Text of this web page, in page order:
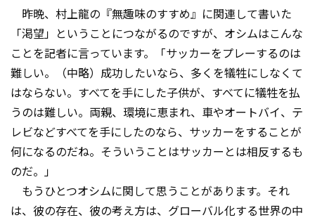
昨晩、村上龍の『無趣味のすすめ』に関連して書いた
「渇望」ということにつながるのですが、オシムはこんな
ことを記者に言っています。「サッカーをプレーするのは
難しい。（中略）成功したいなら、多くを犠牲にしなくて
はならない。すべてを手にした子供が、すべてに犠牲を払
うのは難しい。両親、環境に恵まれ、車やオートバイ、テ
レビなどすべてを手にしたのなら、サッカーをすることが
何になるのだね。そういうことはサッカーとは相反するも
のだ。」
もうひとつオシムに関して思うことがあります。それ
は、彼の存在、彼の考え方は、グローバル化する世界の中